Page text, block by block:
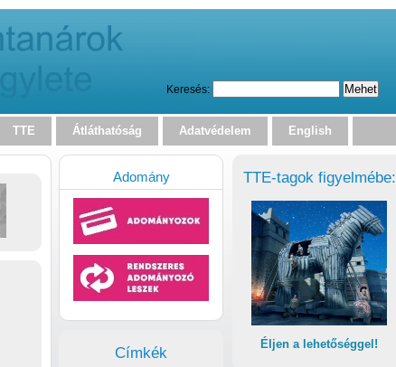
Keresés:
TTE Átláthatóság Adatvédelem English
TTE-tagok figyelmébe:
Éljen a lehetőséggel!
Adomány
Címkék